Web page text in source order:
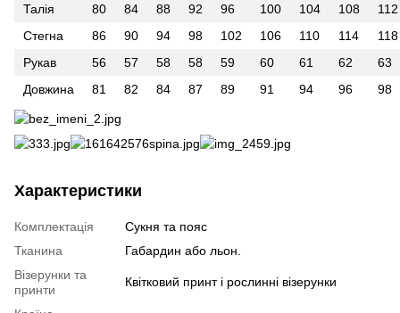
Талія
80 84 88 92 96 100 104 108
112
Стегна
86 90 94 98 102 106 110 114
118
Рукав
56 57 58 58 59 60 61 62
63
Довжина
81 82 84 87 89 91 94 96 98
Характеристики
Комплектація
Сукня та пояс
Тканина
Габардин або льон.
Візерунки та
принти
Квітковий принт і рослинні візерунки